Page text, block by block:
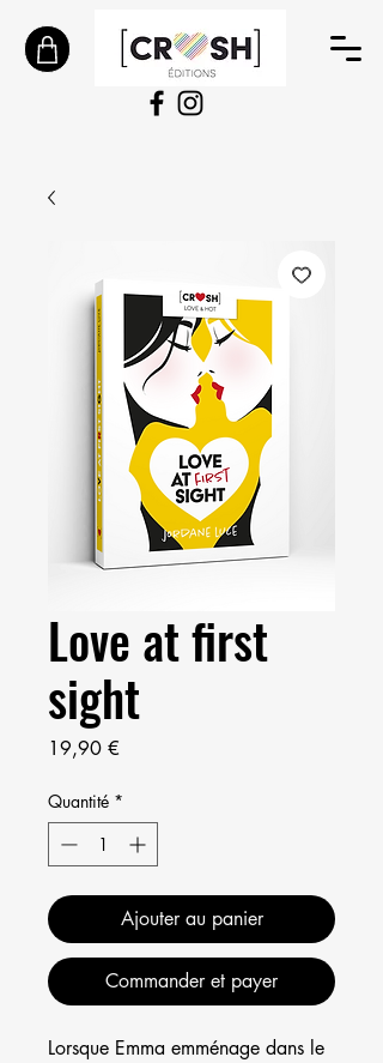
Love at first
sight
19,90 €
Quantité *
Ajouter au panier
Commander et payer
Lorsque Emma emménage dans le